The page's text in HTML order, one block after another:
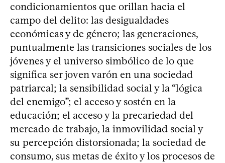
condicionamientos que orillan hacia el
campo del delito: las desigualdades
económicas y de género; las generaciones,
puntualmente las transiciones sociales de los
jóvenes y el universo simbólico de lo que
significa ser joven varón en una sociedad
patriarcal; la sensibilidad social y la “lógica
del enemigo”; el acceso y sostén en la
educación; el acceso y la precariedad del
mercado de trabajo, la inmovilidad social y
su percepción distorsionada; la sociedad de
consumo, sus metas de éxito y los procesos de